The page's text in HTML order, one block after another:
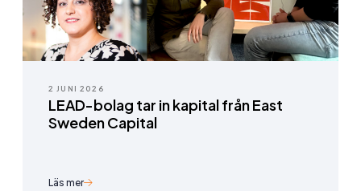
2 JUNI 2026
LEAD-bolag tar in kapital från East
Sweden Capital
Läs mer